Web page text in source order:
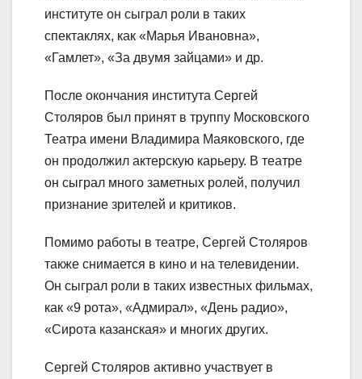
институте он сыграл роли в таких
спектаклях, как «Марья Ивановна»,
«Гамлет», «За двумя зайцами» и др.
После окончания института Сергей
Столяров был принят в труппу Московского
Театра имени Владимира Маяковского, где
он продолжил актерскую карьеру. В театре
он сыграл много заметных ролей, получил
признание зрителей и критиков.
Помимо работы в театре, Сергей Столяров
также снимается в кино и на телевидении.
Он сыграл роли в таких известных фильмах,
как «9 рота», «Адмирал», «День радио»,
«Сирота казанская» и многих других.
Сергей Столяров активно участвует в